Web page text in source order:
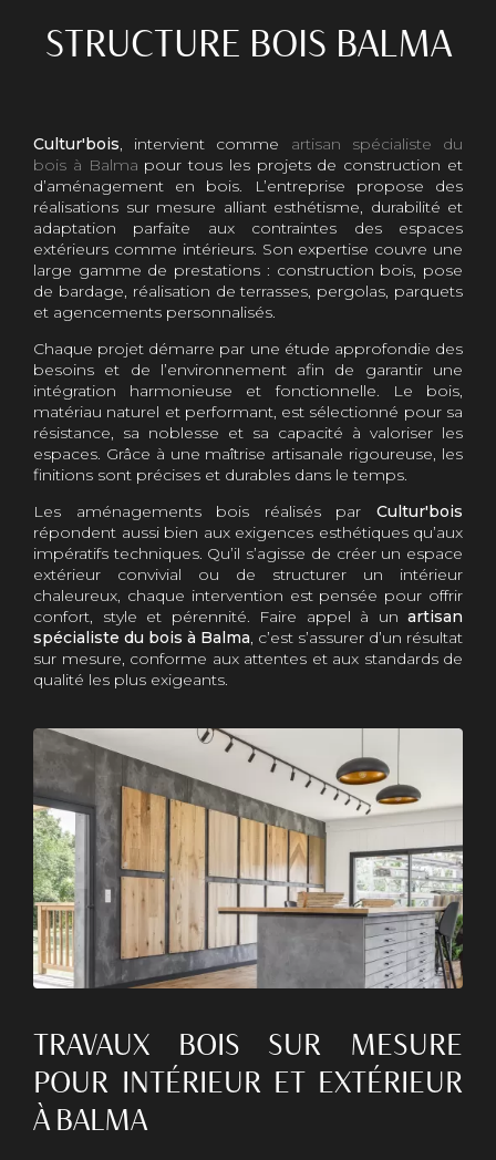
STRUCTURE BOIS BALMA
Cultur'bois, intervient comme artisan spécialiste du
bois à Balma pour tous les projets de construction et
d’aménagement en bois. L’entreprise propose des
réalisations sur mesure alliant esthétisme, durabilité et
adaptation parfaite aux contraintes des espaces
extérieurs comme intérieurs. Son expertise couvre une
large gamme de prestations : construction bois, pose
de bardage, réalisation de terrasses, pergolas, parquets
et agencements personnalisés.
Chaque projet démarre par une étude approfondie des
besoins et de l’environnement afin de garantir une
intégration harmonieuse et fonctionnelle. Le bois,
matériau naturel et performant, est sélectionné pour sa
résistance, sa noblesse et sa capacité à valoriser les
espaces. Grâce à une maîtrise artisanale rigoureuse, les
finitions sont précises et durables dans le temps.
Les aménagements bois réalisés par Cultur'bois
répondent aussi bien aux exigences esthétiques qu’aux
impératifs techniques. Qu’il s’agisse de créer un espace
extérieur convivial ou de structurer un intérieur
chaleureux, chaque intervention est pensée pour offrir
confort, style et pérennité. Faire appel à un artisan
spécialiste du bois à Balma, c’est s’assurer d’un résultat
sur mesure, conforme aux attentes et aux standards de
qualité les plus exigeants.
TRAVAUX BOIS SUR MESURE
POUR INTÉRIEUR ET EXTÉRIEUR
À BALMA